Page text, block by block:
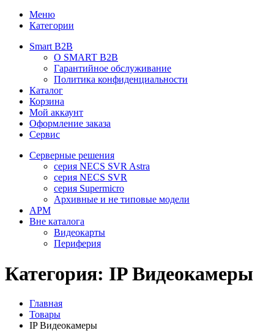
Меню
Категории
Smart B2B
О SMART B2B
Гарантийное обслуживание
Политика конфиденциальности
Каталог
Корзина
Мой аккаунт
Оформление заказа
Сервис
Серверные решения
серия NECS SVR Astra
серия NECS SVR
серия Supermicro
Архивные и не типовые модели
АРМ
Вне каталога
Видеокарты
Периферия
Категория: IP Видеокамеры
Главная
Товары
IP Видеокамеры